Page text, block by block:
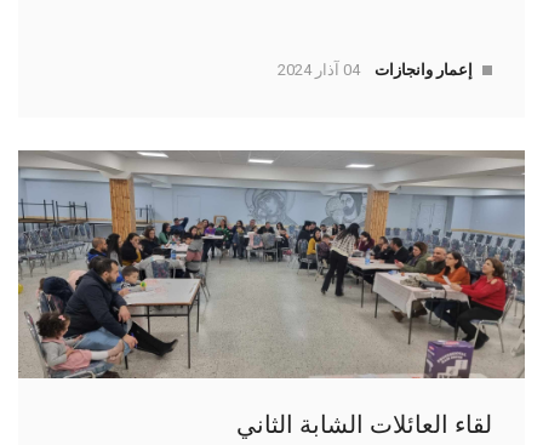
إعمار وانجازات 04 آذار 2024
لقاء العائلات الشابة الثاني